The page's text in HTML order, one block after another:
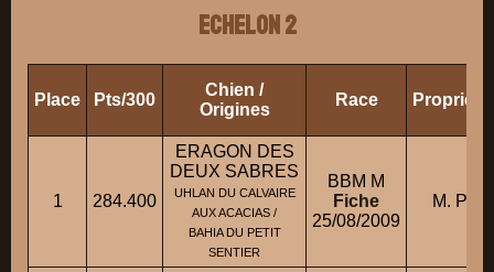
ECHELON 2
Place Pts/300
Chien /
Origines
Race
1 284.400
ERAGON DES
DEUX SABRES
UHLAN DU CALVAIRE
AUX ACACIAS /
BAHIA DU PETIT
SENTIER
BBM M
Fiche
25/08/2009
M.